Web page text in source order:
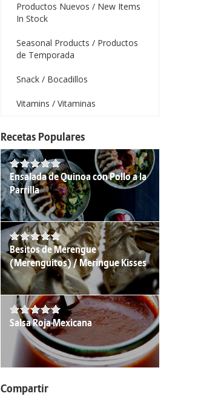
Productos Nuevos / New Items
In Stock
Seasonal Products / Productos
de Temporada
Snack / Bocadillos
Vitamins / Vitaminas
Recetas Populares
Ensalada de Quinoa con Pollo a la
Parrilla
Besitos de Merengue
(Merenguitos) / Meringue Kisses
Salsa Roja Mexicana
Compartir